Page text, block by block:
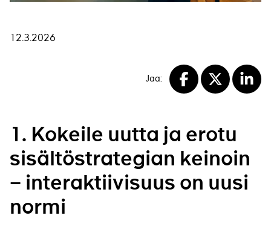
12.3.2026
Jaa:
Facebook
X
1. Kokeile uutta ja erotu
sisältöstrategian keinoin
– interaktiivisuus on uusi
normi